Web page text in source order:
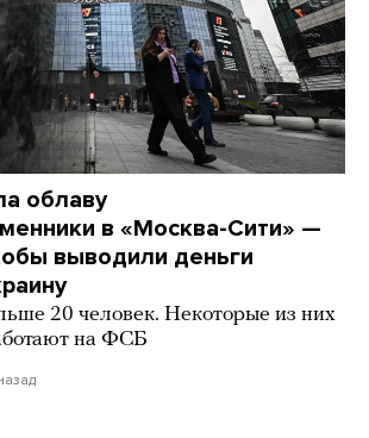
облаву
в «Москва-Сити» —
выводили деньги
20 человек. Некоторые из них
на ФСБ